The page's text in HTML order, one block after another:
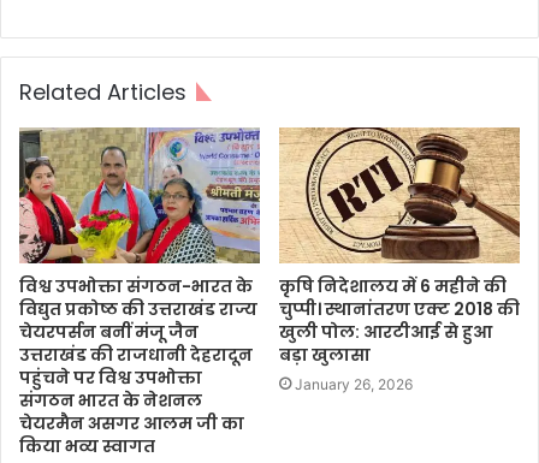
Related Articles
विश्व उपभोक्ता संगठन-भारत के
विद्युत प्रकोष्ठ की उत्तराखंड राज्य
चेयरपर्सन बनीं मंजू जैन
उत्तराखंड की राजधानी देहरादून
पहुंचने पर विश्व उपभोक्ता
संगठन भारत के नेशनल
चेयरमैन असगर आलम जी का
किया भव्य स्वागत
कृषि निदेशालय में 6 महीने की
चुप्पी। स्थानांतरण एक्ट 2018 की
खुली पोल: आरटीआई से हुआ
बड़ा खुलासा
January 26, 2026